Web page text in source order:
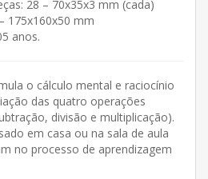
28 – 70x35x3 mm (cada)
175x160x50 mm
anos.
o cálculo mental e raciocínio
das quatro operações
divisão e multiplicação).
em casa ou na sala de aula
no processo de aprendizagem